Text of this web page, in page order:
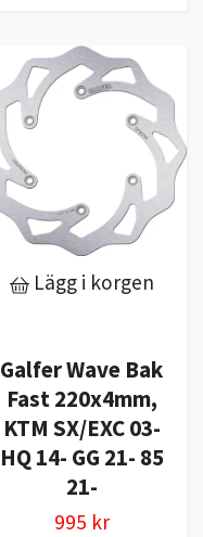
Lägg i korgen
Galfer Wave Bak
Fast 220x4mm,
KTM SX/EXC 03-
HQ 14- GG 21- 85
21-
995 kr